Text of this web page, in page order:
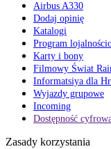
Airbus A330
Dodaj opinię
Katalogi
Program
Karty i bony
Filmowy Świat
Informatsiya dla
Wyjazdy grupowe
Incoming
Dostępność
Zasady korzystania